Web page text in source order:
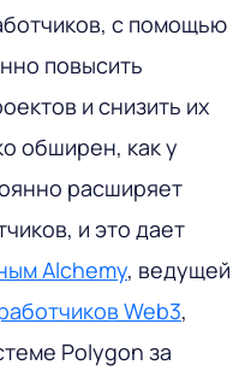
с помощью
повысить
и снизить их
обширен, как у
расширяет
и это дает
Alchemy, ведущей
Web3,
Polygon за